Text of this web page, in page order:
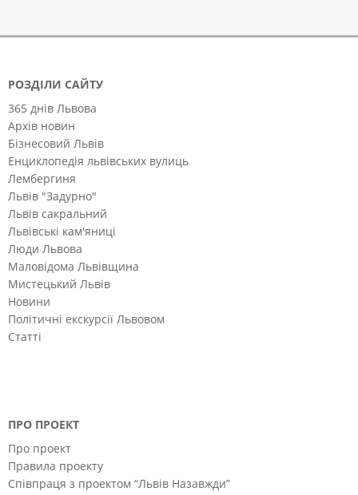
РОЗДІЛИ САЙТУ
365 днів Львова
Архів новин
Бізнесовий Львів
Енциклопедія львівських вулиць
Лембергиня
Львів "Задурно"
Львів сакральний
Львівські кам'яниці
Люди Львова
Маловідома Львівщина
Мистецький Львів
Новини
Політичні екскурсії Львовом
Статті
ПРО ПРОЕКТ
Про проект
Правила проекту
Співпраця з проектом “Львів Назавжди”